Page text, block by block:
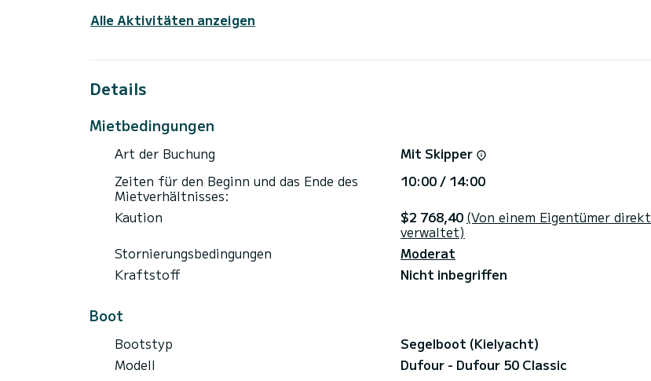
Rezeption am Tag vor der Abfahrt von 19:00 bis 21:00 Uhr für Einschiffungs- und
Für Kreuzfahrten ab 1 Tag oder 2 Tage, bevor Sie eine Anfrage einreichen, informieren Sie
Hafensteuern sowie Wartung.
Alle Aktivitäten anzeigen
Details
Mietbedingungen
Art der Buchung
Mit Skipper
Zeiten für den Beginn und das Ende des
Mietverhältnisses:
10:00 / 14:00
Kaution
$2 768,40 (Von einem Eigentümer direkt
verwaltet)
Stornierungsbedingungen
Moderat
Kraftstoff
Nicht inbegriffen
Boot
Bootstyp
Segelboot (Kielyacht)
Modell
Dufour - Dufour 50 Classic